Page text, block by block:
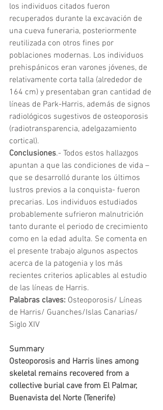
los individuos citados fueron
recuperados durante la excavación de
una cueva funeraria, posteriormente
reutilizada con otros fines por
poblaciones modernas. Los individuos
prehispánicos eran varones jóvenes, de
relativamente corta talla (alrededor de
164 cm) y presentaban gran cantidad de
líneas de Park-Harris, además de signos
radiológicos sugestivos de osteoporosis
(radiotransparencia, adelgazamiento
cortical).
Conclusiones.- Todos estos hallazgos
apuntan a que las condiciones de vida –
que se desarrolló durante los últimos
lustros previos a la conquista- fueron
precarias. Los individuos estudiados
probablemente sufrieron malnutrición
tanto durante el periodo de crecimiento
como en la edad adulta. Se comenta en
el presente trabajo algunos aspectos
acerca de la patogenia y los más
recientes criterios aplicables al estudio
de las líneas de Harris.
Palabras claves: Osteoporosis/ Líneas
de Harris/ Guanches/Islas Canarias/
Siglo XIV
Summary
Osteoporosis and Harris lines among
skeletal remains recovered from a
collective burial cave from El Palmar,
Buenavista del Norte (Tenerife)